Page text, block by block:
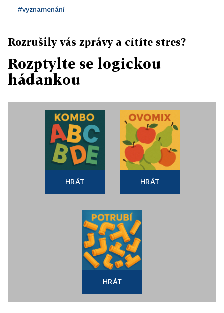
#vyznamenání
Rozrušily vás zprávy a cítíte stres?
Rozptylte se logickou
hádankou
HRÁT HRÁT
HRÁT